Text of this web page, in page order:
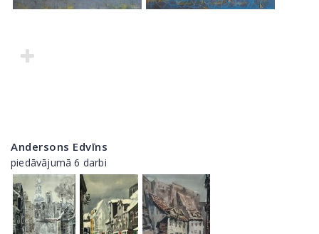
Andersons Edvīns
piedāvājumā 6 darbi